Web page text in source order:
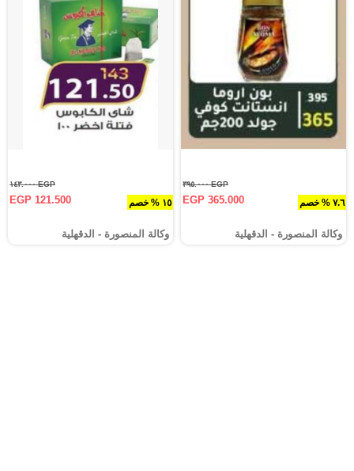
٧.٦ % خصم
EGP ٣٩٥.٠٠٠
EGP 365.000
وكالة المنصورة - الدقهلية‎
١٥ % خصم
EGP ١٤٣.٠٠٠
EGP 121.500
وكالة المنصورة - الدقهلية‎